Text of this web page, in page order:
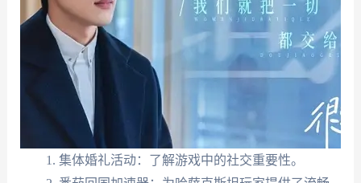
集体婚礼活动：了解游戏中的社交重要性。